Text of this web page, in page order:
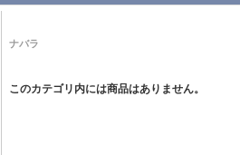
ナバラ
このカテゴリ内には商品はありません。